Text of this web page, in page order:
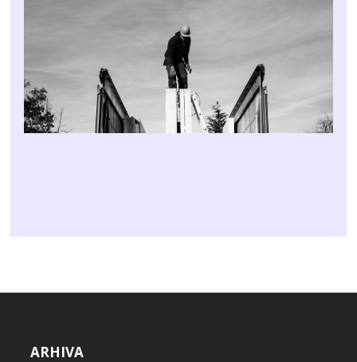
ARHIVA